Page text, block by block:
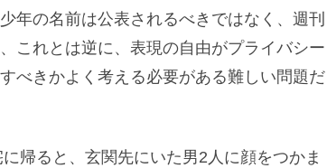
年の名前は公表されるべきではなく、週刊
これとは逆に、表現の自由がプライバシー
べきかよく考える必要がある難しい問題だ
帰ると、玄関先にいた男2人に顔をつかま